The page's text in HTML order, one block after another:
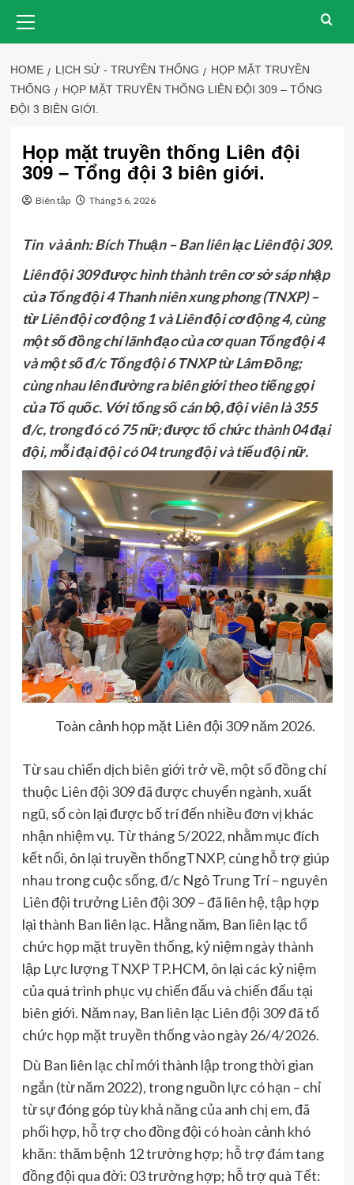
content
Menu
HOME LỊCH SỬ - TRUYỀN THỐNG
HỌP MẶT TRUYỀN
THỐNG
HỌP MẶT TRUYỀN THỐNG LIÊN ĐỘI 309 – TỔNG
ĐỘI 3 BIÊN GIỚI.
Họp mặt truyền thống Liên đội
309 – Tổng đội 3 biên giới.
Biên tập Tháng 5 6, 2026
Tin và ảnh: Bích Thuận – Ban liên lạc Liên đội 309.
Liên đội 309 được hình thành trên cơ sở sáp nhập
của Tổng đội 4 Thanh niên xung phong (TNXP) –
từ Liên đội cơ động 1 và Liên đội cơ động 4, cùng
một số đồng chí lãnh đạo của cơ quan Tổng đội 4
và một số đ/c Tổng đội 6 TNXP từ Lâm Đồng;
cùng nhau lên đường ra biên giới theo tiếng gọi
của Tổ quốc. Với tổng số cán bộ, đội viên là 355
đ/c, trong đó có 75 nữ; được tổ chức thành 04 đại
đội, mỗi đại đội có 04 trung đội và tiểu đội nữ.
Toàn cảnh họp mặt Liên đội 309 năm 2026.
Từ sau chiến dịch biên giới trở về, một số đồng chí
thuộc Liên đội 309 đã được chuyển ngành, xuất
ngũ, số còn lại được bố trí đến nhiều đơn vị khác
nhận nhiệm vụ. Từ tháng 5/2022, nhằm mục đích
kết nối, ôn lại truyền thốngTNXP, cùng hỗ trợ giúp
nhau trong cuộc sống, đ/c Ngô Trung Trí – nguyên
Liên đội trưởng Liên đội 309 – đã liên hệ, tập hợp
lại thành Ban liên lạc. Hằng năm, Ban liên lạc tổ
chức họp mặt truyền thống, kỷ niệm ngày thành
lập Lực lượng TNXP TP.HCM, ôn lại các kỷ niệm
của quá trình phục vụ chiến đấu và chiến đấu tại
biên giới. Năm nay, Ban liên lạc Liên đội 309 đã tổ
chức họp mặt truyền thống vào ngày 26/4/2026.
Dù Ban liên lạc chỉ mới thành lập trong thời gian
ngắn (từ năm 2022), trong nguồn lực có hạn – chỉ
từ sự đóng góp tùy khả năng của anh chị em, đã
phối hợp, hỗ trợ cho đồng đội có hoàn cảnh khó
khăn: thăm bệnh 12 trường hợp; hỗ trợ đám tang
đồng đội qua đời: 03 trường hợp; hỗ trợ quà Tết: